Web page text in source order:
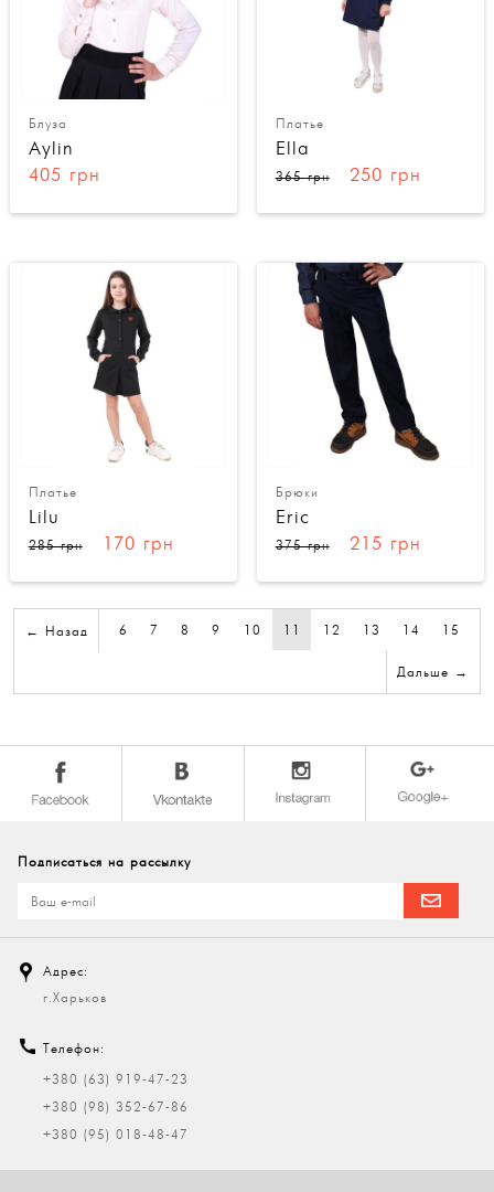
Блуза
Aylin
405 грн
Платье
Ella
365 грн 250 грн
Платье
Lilu
285 грн 170 грн
Брюки
Eric
375 грн 215 грн
← Назад 6 7 8 9 10 11 12 13 14 15
Дальше →
Подписаться на рассылку
Адрес:
г.Харьков
Телефон:
+380 (63) 919-47-23
+380 (98) 352-67-86
+380 (95) 018-48-47